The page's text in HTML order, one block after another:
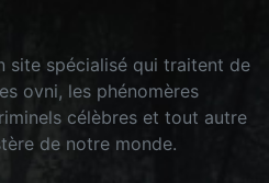
site spécialisé qui traitent de
ovni, les phénomères
célèbres et tout autre
de notre monde.